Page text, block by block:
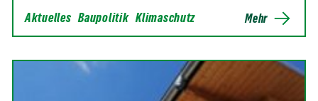
Aktuelles Baupolitik Klimaschutz Mehr